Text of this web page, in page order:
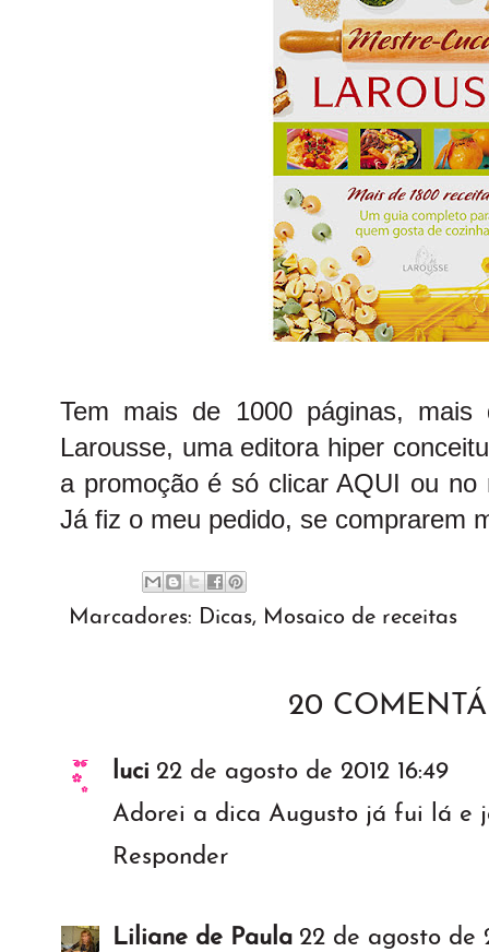
Tem mais de 1000 páginas,
Larousse, uma editora hiper
a promoção é só clicarAQUI ou no
Já fiz o meu pedido, se comprarem
Marcadores: Dicas, Mosaico de receitas
20
luci 22 de agosto de 2012 16:49
Adorei a dica Augusto já fui lá e
Responder
Liliane de Paula 22 de agosto de